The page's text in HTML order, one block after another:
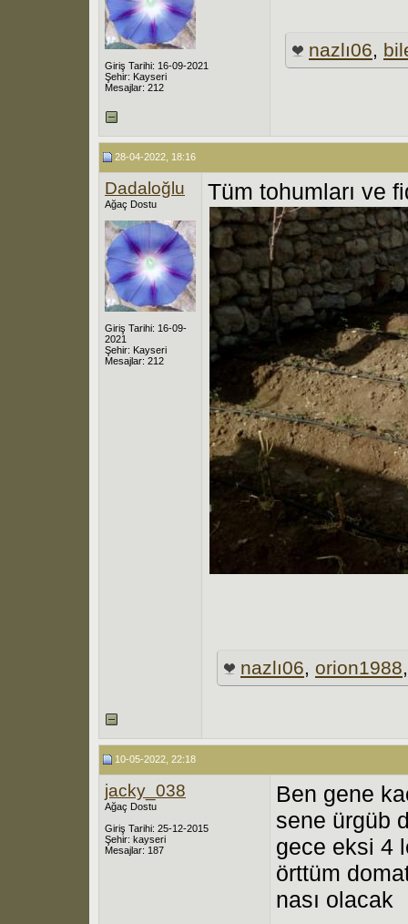
Giriş Tarihi: 16-09-2021
Şehir: Kayseri
Mesajlar: 212
nazlı06,
28-04-2022, 18:16
Dadaloğlu
Ağaç Dostu
Giriş Tarihi: 16-09-
2021
Şehir: Kayseri
Mesajlar: 212
Tüm tohumları ve
nazlı06, orion1988
10-05-2022, 22:18
jacky_038
Ağaç Dostu
Giriş Tarihi: 25-12-2015
Şehir: kayseri
Mesajlar: 187
Ben gene
sene ürgüb
gece eksi 4
örttüm
nası olacak